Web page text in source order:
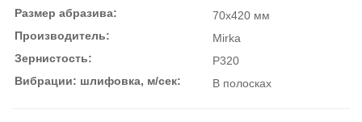
Размер абразива:
70x420 мм
Производитель:
Mirka
Зернистость:
P320
Вибрации: шлифовка, м/сек:
В полосках